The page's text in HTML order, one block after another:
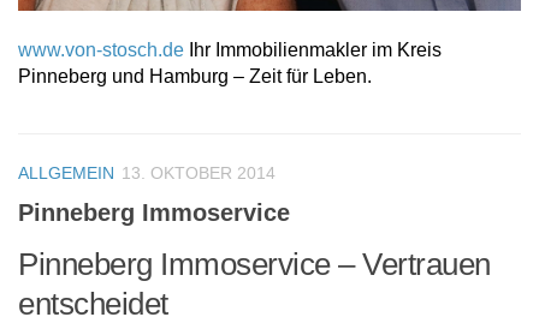
www.von-stosch.de Ihr Immobilienmakler im Kreis
Pinneberg und Hamburg – Zeit für Leben.
ALLGEMEIN 13. OKTOBER 2014
Pinneberg Immoservice
Pinneberg Immoservice – Vertrauen
entscheidet